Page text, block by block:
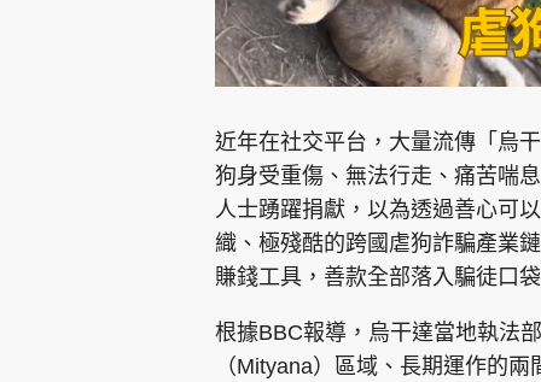
近年在社交平台，大量流傳「烏
狗身受重傷、無法行走、痛苦喘
人士踴躍捐獻，以為透過善心可
織、極殘酷的跨國虐狗詐騙產業
賺錢工具，善款全部落入騙徒口
根據BBC報導，烏干達當地執法
（Mityana）區域、長期運作的